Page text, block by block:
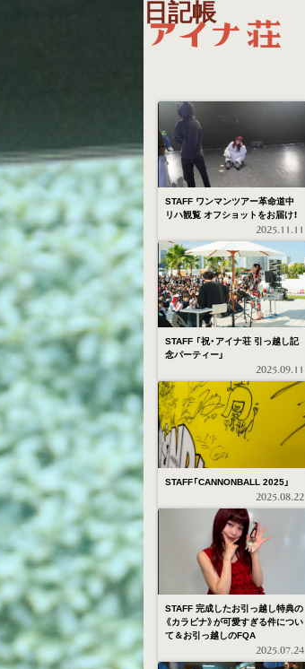
日記帳
STAFF ワンマンツアー革命道中
リハ観覧 オフショットをお届け！
2025.11.11
STAFF 「祝・アイナ荘 引っ越し記
念パーティー」
2025.09.11
STAFF「CANNONBALL 2025」
2025.08.22
STAFF 完成したお引っ越し特典の
《カラビナ》が可愛すぎる件につい
て＆お引っ越しのFQA
2025.07.24